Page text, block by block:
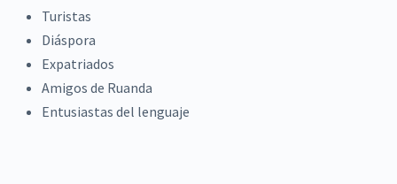
Turistas
Diáspora
Expatriados
Amigos de Ruanda
Entusiastas del lenguaje